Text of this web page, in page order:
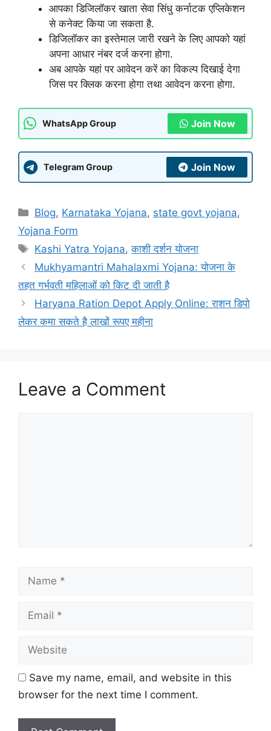
आपका डिजिलॉकर खाता सेवा सिंधु कर्नाटक एप्लिकेशन
से कनेक्ट किया जा सकता है.
डिजिलॉकर का इस्तेमाल जारी रखने के लिए आपको यहां
अपना आधार नंबर दर्ज करना होगा.
अब आपके यहां पर आवेदन करें का विकल्प दिखाई देगा
जिस पर क्लिक करना होगा तथा आवेदन करना होगा.
WhatsApp Group Join Now
Telegram Group Join Now
Categories
Blog, Karnataka Yojana, state govt yojana,
Yojana Form
Tags
Kashi Yatra Yojana,काशी दर्शन योजना
Mukhyamantri Mahalaxmi Yojana: योजना के
तहत गर्भवती महिलाओं को किट दी जाती है
Haryana Ration Depot Apply Online: राशन डिपो
लेकर कमा सकते है लाखों रूपए महीना
Leave a Comment
Name
Email
Website
Save my name, email, and website in this
browser for the next time I comment.